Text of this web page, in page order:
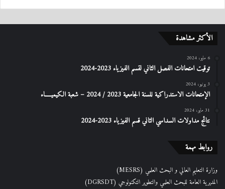
الأكثر مشاهدة
6 مايو، 2024
توقيت امتحانات الفصل الثاني لقسم الفيزياء 2023-2024
3 يونيو، 2024
الإمتحانات الاستدراكیة للسنة الجامعیة 2023 / 2024 – شعبة الكیمیـــــاء
31 مايو، 2024
نتائج مداولات السداسي الثاني قسم الفيزياء 2023-2024
روابط مهمة
وزارة التعليم العالي و البحث العلمي (MESRS)
المديرية العامة للبحث العلمي والتطوير التكنولوجي (DGRSDT)